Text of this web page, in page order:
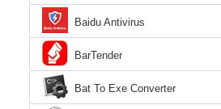
Baidu Antivirus
BarTender
Bat To Exe Converter